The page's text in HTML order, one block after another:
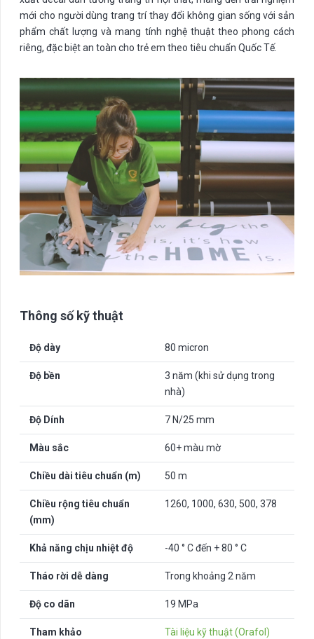
mới cho người dùng trang trí thay đổi không gian sống với sản
phẩm chất lượng và mang tính nghệ thuật theo phong cách
riêng, đặc biệt an toàn cho trẻ em theo tiêu chuẩn Quốc Tế.
Thông số kỹ thuật
Độ dày 80 micron
Độ bền
3 năm (khi sử dụng trong
nhà)
Độ Dính 7 N/25 mm
Màu sắc 60+ màu mờ
Chiều dài tiêu chuẩn (m) 50 m
Chiều rộng tiêu chuẩn
(mm)
1260, 1000, 630, 500, 378
Khả năng chịu nhiệt độ -40 ° C đến + 80 ° C
Tháo rời dễ dàng Trong khoảng 2 năm
Độ co dãn 19 MPa
Tham khảo Tài liệu kỹ thuật (Orafol)